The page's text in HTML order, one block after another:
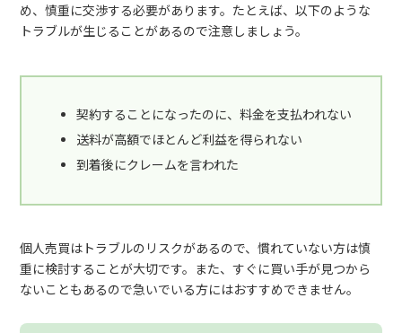
め、慎重に交渉する必要があります。たとえば、以下のような
トラブルが生じることがあるので注意しましょう。
契約することになったのに、料金を支払われない
送料が高額でほとんど利益を得られない
到着後にクレームを言われた
個人売買はトラブルのリスクがあるので、慣れていない方は慎
重に検討することが大切です。また、すぐに買い手が見つから
ないこともあるので急いでいる方にはおすすめできません。